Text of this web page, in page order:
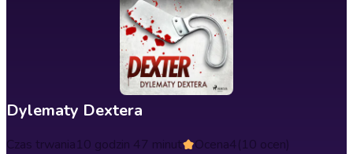
Dylematy Dextera
Czas trwania10 godzin 47 minut Ocena4(10 ocen)